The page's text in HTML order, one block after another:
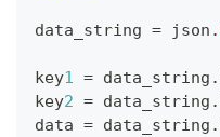
data_string = json .
key1 = data_string .
key2 = data_string .
data = data_string .